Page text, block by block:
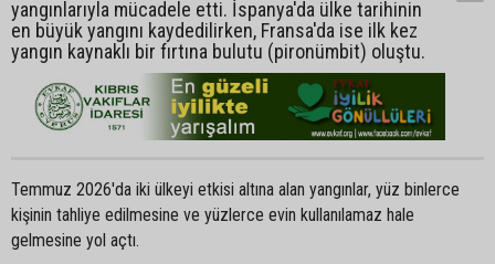
yangınlarıyla mücadele etti. İspanya'da ülke tarihinin
en büyük yangını kaydedilirken, Fransa'da ise ilk kez
yangın kaynaklı bir fırtına bulutu (pironümbit) oluştu.
Temmuz 2026'da iki ülkeyi etkisi altına alan yangınlar, yüz binlerce
kişinin tahliye edilmesine ve yüzlerce evin kullanılamaz hale
gelmesine yol açtı.